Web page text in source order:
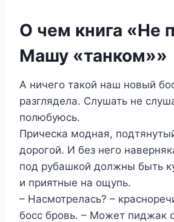
О чем книга «Не
Машу «танком»»
А ничего такой наш новый
разглядела. Слушать не
полюбуюсь.
Прическа модная,
дорогой. И без него
под рубашкой должны быть
и приятные на ощупь.
– Насмотрелась? –
босс бровь. – Может пиджак